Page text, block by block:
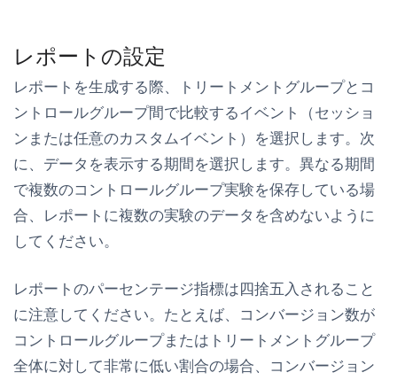
レポートの設定
レポートを生成する際、トリートメントグループとコ
ントロールグループ間で比較するイベント（セッショ
ンまたは任意のカスタムイベント）を選択します。次
に、データを表示する期間を選択します。異なる期間
で複数のコントロールグループ実験を保存している場
合、レポートに複数の実験のデータを含めないように
してください。
レポートのパーセンテージ指標は四捨五入されること
に注意してください。たとえば、コンバージョン数が
コントロールグループまたはトリートメントグループ
全体に対して非常に低い割合の場合、コンバージョン